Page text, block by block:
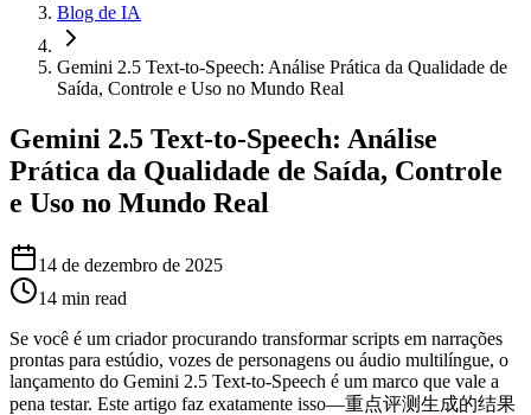
Blog de IA
Gemini 2.5 Text-to-Speech: Análise Prática da Qualidade de
Saída, Controle e Uso no Mundo Real
Gemini 2.5 Text-to-Speech: Análise
Prática da Qualidade de Saída, Controle
e Uso no Mundo Real
14 de dezembro de 2025
14 min read
Se você é um criador procurando transformar scripts em narrações
prontas para estúdio, vozes de personagens ou áudio multilíngue, o
lançamento do Gemini 2.5 Text-to-Speech é um marco que vale a
pena testar. Este artigo faz exatamente isso—重点评测生成的结果